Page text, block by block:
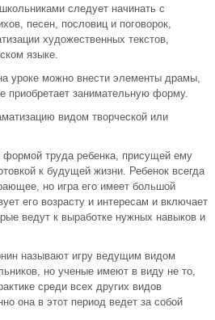
следует начинать с
песен, пословиц и поговорок,
художественных текстов,
языке.
уроке можно внести элементы драмы,
приобретает занимательную форму.
видом творческой или
формой труда ребенка, присущей ему
к будущей жизни. Ребенок всегда
но игра его имеет большой
его возрасту и интересам и включает
ведут к выработке нужных навыков и
называют игру ведущим видом
но ученые имеют в виду не то,
среди всех других видов
она в этот период ведет за собой